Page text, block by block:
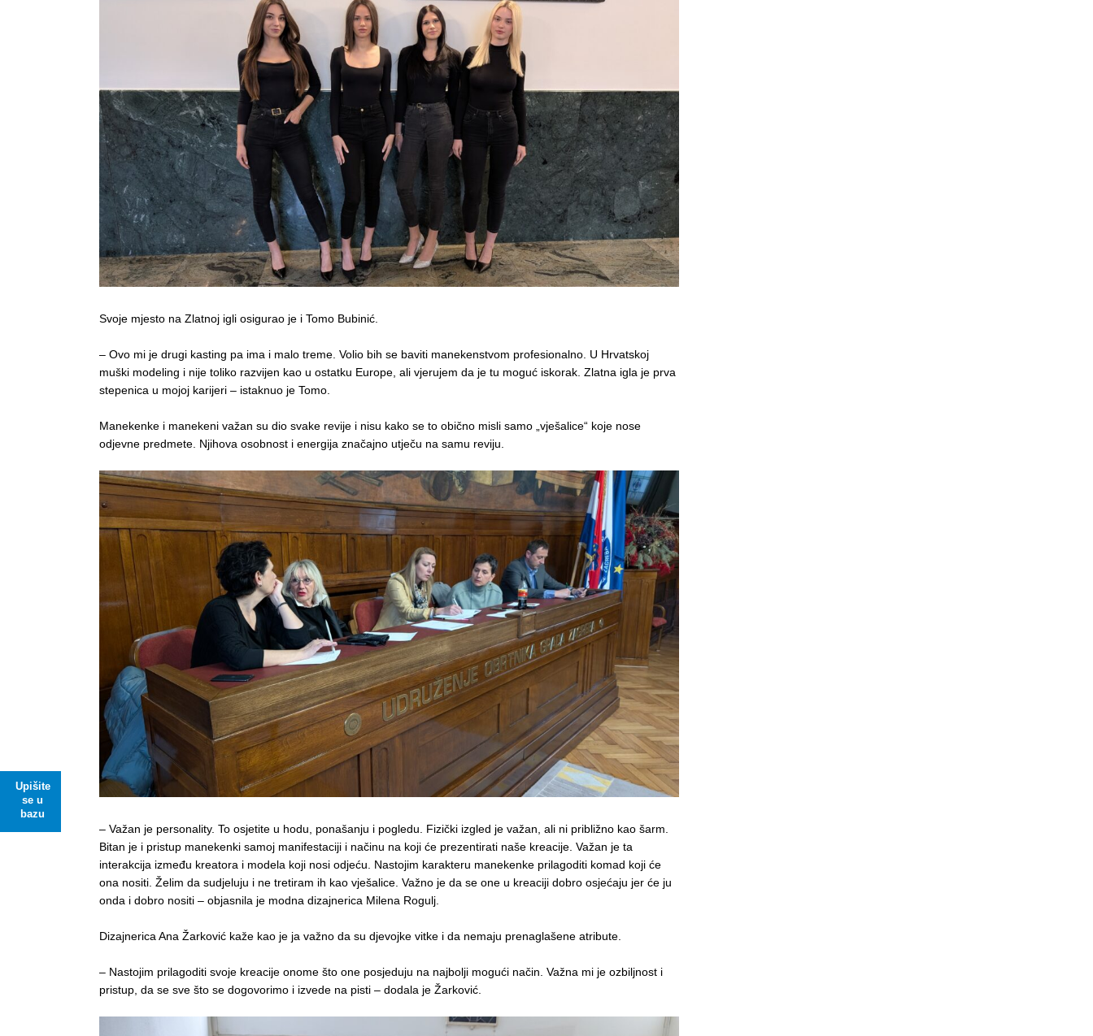
Upišite
se u
bazu
Svoje mjesto na Zlatnoj igli osigurao je i Tomo Bubinić.
– Ovo mi je drugi kasting pa ima i malo treme. Volio bih se baviti manekenstvom profesionalno. U Hrvatskoj
muški modeling i nije toliko razvijen kao u ostatku Europe, ali vjerujem da je tu moguć iskorak. Zlatna igla je prva
stepenica u mojoj karijeri – istaknuo je Tomo.
Manekenke i manekeni važan su dio svake revije i nisu kako se to obično misli samo „vješalice“ koje nose
odjevne predmete. Njihova osobnost i energija značajno utječu na samu reviju.
– Važan je personality. To osjetite u hodu, ponašanju i pogledu. Fizički izgled je važan, ali ni približno kao šarm.
Bitan je i pristup manekenki samoj manifestaciji i načinu na koji će prezentirati naše kreacije. Važan je ta
interakcija između kreatora i modela koji nosi odjeću. Nastojim karakteru manekenke prilagoditi komad koji će
ona nositi. Želim da sudjeluju i ne tretiram ih kao vješalice. Važno je da se one u kreaciji dobro osjećaju jer će ju
onda i dobro nositi – objasnila je modna dizajnerica Milena Rogulj.
Dizajnerica Ana Žarković kaže kao je ja važno da su djevojke vitke i da nemaju prenaglašene atribute.
– Nastojim prilagoditi svoje kreacije onome što one posjeduju na najbolji mogući način. Važna mi je ozbiljnost i
pristup, da se sve što se dogovorimo i izvede na pisti – dodala je Žarković.